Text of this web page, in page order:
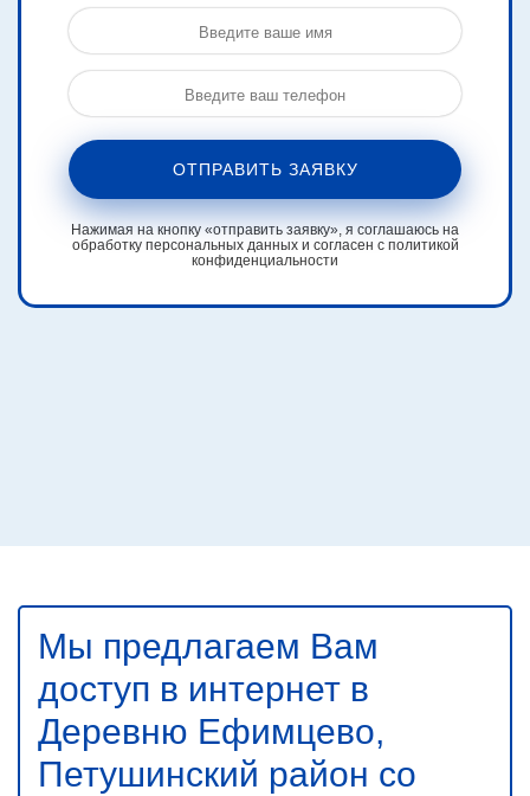
ОТПРАВИТЬ ЗАЯВКУ
Нажимая на кнопку «отправить заявку», я соглашаюсь на
обработку персональных данных и согласен с политикой
конфиденциальности
Мы предлагаем Вам
доступ в интернет в
Деревню Ефимцево,
Петушинский район со